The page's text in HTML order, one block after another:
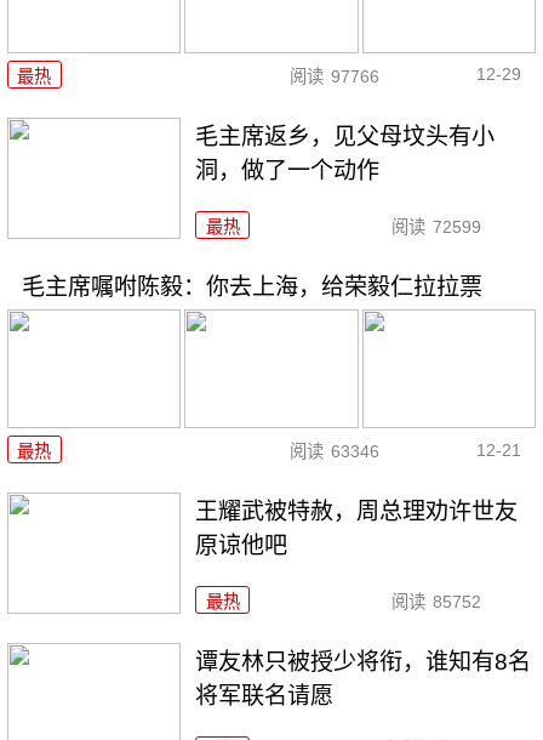
最热 阅读 97766 12-29
毛主席返乡，见父母坟头有小
洞，做了一个动作
最热 阅读 72599
毛主席嘱咐陈毅：你去上海，给荣毅仁拉拉票
最热 阅读 63346 12-21
王耀武被特赦，周总理劝许世友
原谅他吧
最热 阅读 85752
谭友林只被授少将衔，谁知有8名
将军联名请愿